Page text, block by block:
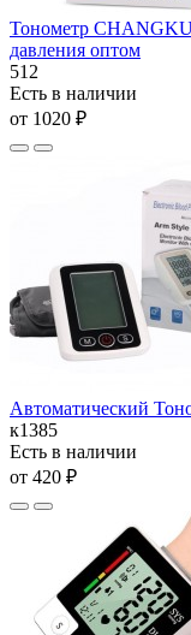
Тонометр
давления оптом
512
Есть в наличии
от 1020 ₽
Автоматический
к1385
Есть в наличии
от 420 ₽